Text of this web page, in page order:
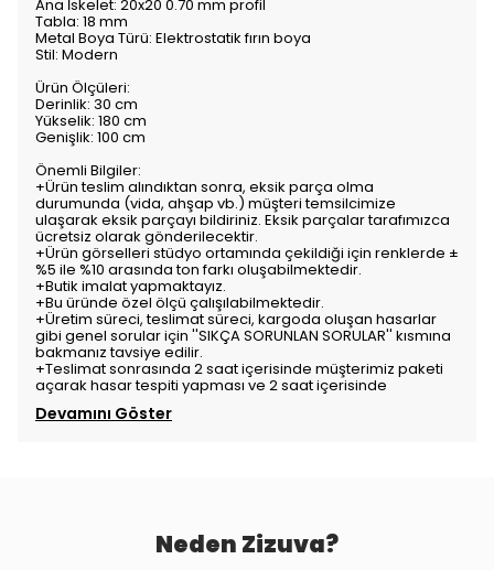
Ana İskelet: 20x20 0.70 mm profil
Tabla: 18 mm
Metal Boya Türü: Elektrostatik fırın boya
Stil: Modern
Ürün Ölçüleri:
Derinlik: 30 cm
Yükselik: 180 cm
Genişlik: 100 cm
Önemli Bilgiler:
+Ürün teslim alındıktan sonra, eksik parça olma
durumunda (vida, ahşap vb.) müşteri temsilcimize
ulaşarak eksik parçayı bildiriniz. Eksik parçalar tarafımızca
ücretsiz olarak gönderilecektir.
+Ürün görselleri stüdyo ortamında çekildiği için renklerde ±
%5 ile %10 arasında ton farkı oluşabilmektedir.
+Butik imalat yapmaktayız.
+Bu üründe özel ölçü çalışılabilmektedir.
+Üretim süreci, teslimat süreci, kargoda oluşan hasarlar
gibi genel sorular için ''SIKÇA SORUNLAN SORULAR'' kısmına
bakmanız tavsiye edilir.
+Teslimat sonrasında 2 saat içerisinde müşterimiz paketi
açarak hasar tespiti yapması ve 2 saat içerisinde
Devamını Göster
Neden Zizuva?